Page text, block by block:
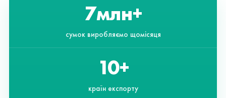
7млн+
сумок виробляємо щомісяця
10+
країн експорту